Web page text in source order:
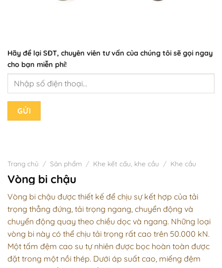
Hãy để lại SĐT, chuyên viên tư vấn của chúng tôi sẽ gọi ngay
cho bạn miễn phí!
Trang chủ / Sản phẩm / Khe kết cấu, khe cầu / Khe cầu
Vòng bi chậu
Vòng bi chậu được thiết kế để chịu sự kết hợp của tải
trọng thẳng đứng, tải trọng ngang, chuyển động và
chuyển động quay theo chiều dọc và ngang. Những loại
vòng bi này có thể chịu tải trọng rất cao trên 50.000 kN.
Một tấm đệm cao su tự nhiên được bọc hoàn toàn được
đặt trong một nồi thép. Dưới áp suất cao, miếng đệm